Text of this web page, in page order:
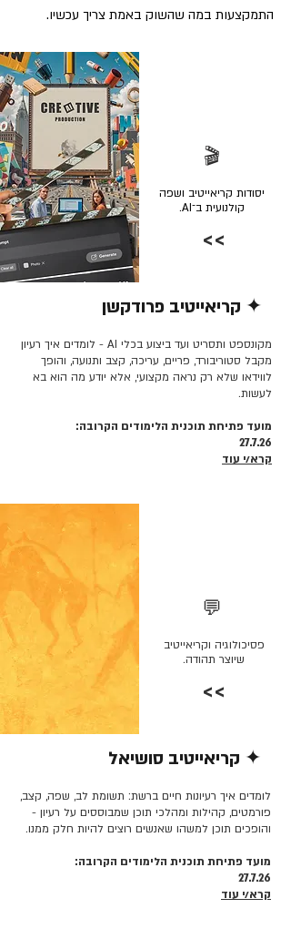
התמקצעות במה שהשוק באמת צריך עכשיו.
🎬
יסודות קריאייטיב ושפה
קולנועית ב־AI.
>>
✦ קריאייטיב פרודקשן
מקונספט ותסריט ועד ביצוע בכלי AI - לומדים איך רעיון
מקבל סטוריבורד, פריים, עריכה, קצב ותנועה, והופך
לווידאו שלא רק נראה מקצועי, אלא יודע מה הוא בא
לעשות.
מועד פתיחת תוכנית הלימודים הקרובה:
27.7.26
קרא/י עוד
💬
פסיכולוגיה וקריאייטיב
שיוצר תהודה.
>>
✦ קריאייטיב סושיאל
לומדים איך רעיונות חיים ברשת: תשומת לב, שפה, קצב,
פורמטים, קהילות ומהלכי תוכן שמבוססים על רעיון -
והופכים תוכן למשהו שאנשים רוצים להיות חלק ממנו.
מועד פתיחת תוכנית הלימודים הקרובה:
27.7.26
קרא/י עוד